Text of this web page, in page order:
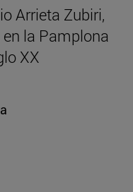
Arrieta Zubiri,
la Pamplona
XX